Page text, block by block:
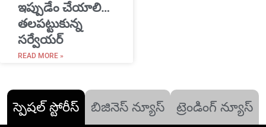
ఇప్పుడేం చేయాలి…
తలపట్టుకున్న
సర్వేయర్
READ MORE »
స్పెషల్ స్టోరీస్ బిజినెస్ న్యూస్ ట్రెండింగ్ న్యూస్